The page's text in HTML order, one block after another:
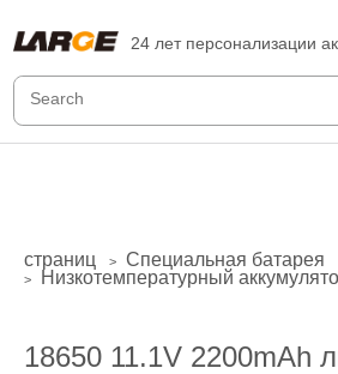
24 лет персонализации
страниц > Специальная батарея
> Низкотемпературный
18650 11.1V 2200mAh